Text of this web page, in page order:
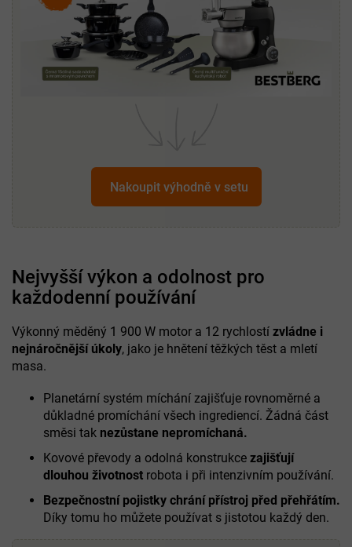
Nakoupit výhodně v setu
Nejvyšší výkon a odolnost pro
každodenní používání
Výkonný měděný 1 900 W motor a 12 rychlostí zvládne i
nejnáročnější úkoly, jako je hnětení těžkých těst a mletí
masa.
Planetární systém míchání zajišťuje rovnoměrné a
důkladné promíchání všech ingrediencí. Žádná část
směsi tak nezůstane nepromíchaná.
Kovové převody a odolná konstrukce zajišťují
dlouhou životnost robota i při intenzivním používání.
Bezpečnostní pojistky chrání přístroj před přehřátím.
Díky tomu ho můžete používat s jistotou každý den.